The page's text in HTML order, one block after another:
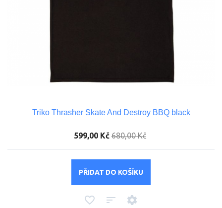
Triko Thrasher Skate And Destroy BBQ black
599,00 Kč 680,00 Kč
PŘIDAT DO KOŠÍKU